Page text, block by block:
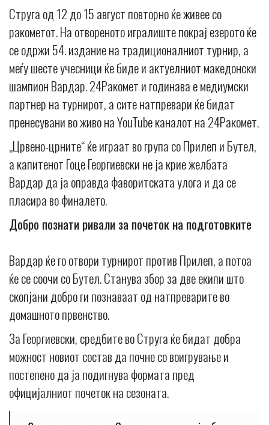
Струга од 12 до 15 август повторно ќе живее со
ракометот. На отвореното игралиште покрај езерото ќе
се одржи 54. издание на традиционалниот турнир, а
меѓу шесте учесници ќе биде и актуелниот македонски
шампион Вардар. 24Ракомет и годинава е медиумски
партнер на турнирот, а сите натпревари ќе бидат
пренесувани во живо на YouTube каналот на 24Ракомет.
„Црвено-црните“ ќе играат во група со Прилеп и Бутел,
а капитенот Гоце Георгиевски не ја крие желбата
Вардар да ја оправда фаворитската улога и да се
пласира во финалето.
Добро познати ривали за почеток на подготовките
Вардар ќе го отвори турнирот против Прилеп, а потоа
ќе се соочи со Бутел. Станува збор за две екипи што
скопјани добро ги познаваат од натпреварите во
домашното првенство.
За Георгиевски, средбите во Струга ќе бидат добра
можност новиот состав да почне со воигрување и
постепено да ја подигнува формата пред
официјалниот почеток на сезоната.